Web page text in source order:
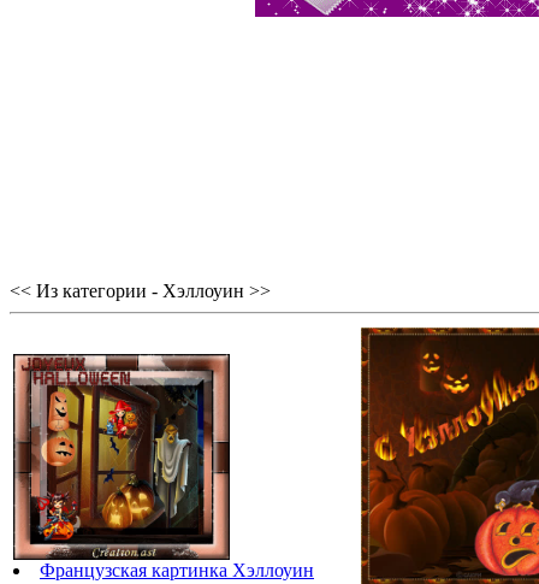
<< Из категории - Хэллоуин >>
Французская картинка Хэллоуин